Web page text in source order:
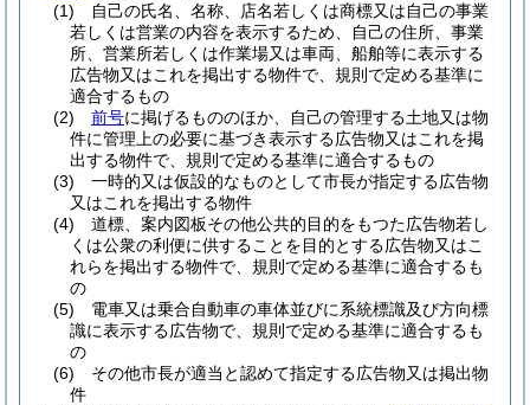
(1)
自己の氏名、名称、店名若しくは商標又は自己の事業
若しくは営業の内容を表示するため、自己の住所、事業
所、営業所若しくは作業場又は車両、船舶等に表示する
広告物又はこれを掲出する物件で、規則で定める基準に
適合するもの
(2)
前号に掲げるもののほか、自己の管理する土地又は物
件に管理上の必要に基づき表示する広告物又はこれを掲
出する物件で、規則で定める基準に適合するもの
(3)
一時的又は仮設的なものとして市長が指定する広告物
又はこれを掲出する物件
(4)
道標、案内図板その他公共的目的をもつた広告物若し
くは公衆の利便に供することを目的とする広告物又はこ
れらを掲出する物件で、規則で定める基準に適合するも
の
(5)
電車又は乗合自動車の車体並びに系統標識及び方向標
識に表示する広告物で、規則で定める基準に適合するも
の
(6)
その他市長が適当と認めて指定する広告物又は掲出物
件